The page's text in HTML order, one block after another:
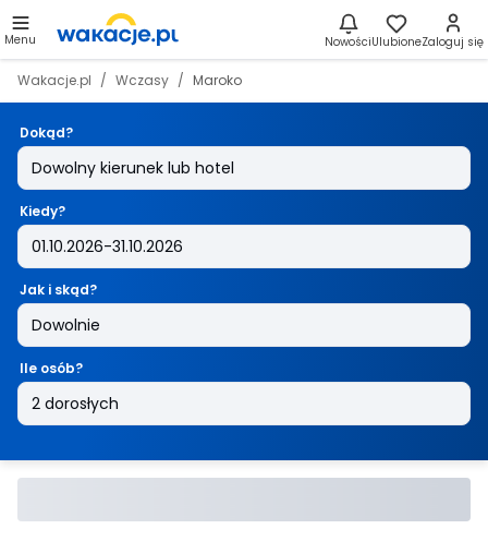
Menu NowościUlubioneZaloguj się
Wakacje.pl Wczasy Maroko
Dokąd?
Kiedy?
Jak i skąd?
Ile osób?